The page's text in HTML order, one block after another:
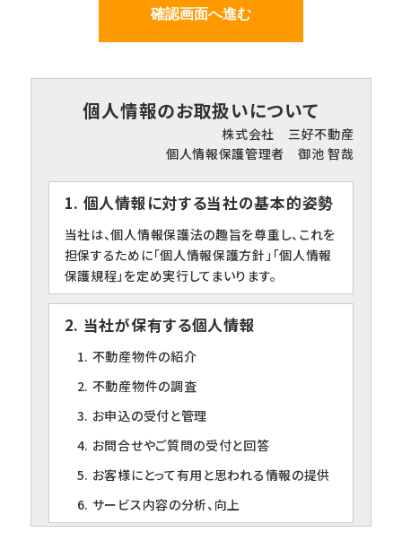
個人情報のお取扱いについて
株式会社 三好不動産
個人情報保護管理者 御池 智哉
1. 個人情報に対する当社の基本的姿勢
当社は、個人情報保護法の趣旨を尊重し、これを
担保するために「個人情報保護方針」「個人情報
保護規程」を定め実行してまいります。
2. 当社が保有する個人情報
1. 不動産物件の紹介
2. 不動産物件の調査
3. お申込の受付と管理
4. お問合せやご質問の受付と回答
5. お客様にとって有用と思われる情報の提供
6. サービス内容の分析、向上